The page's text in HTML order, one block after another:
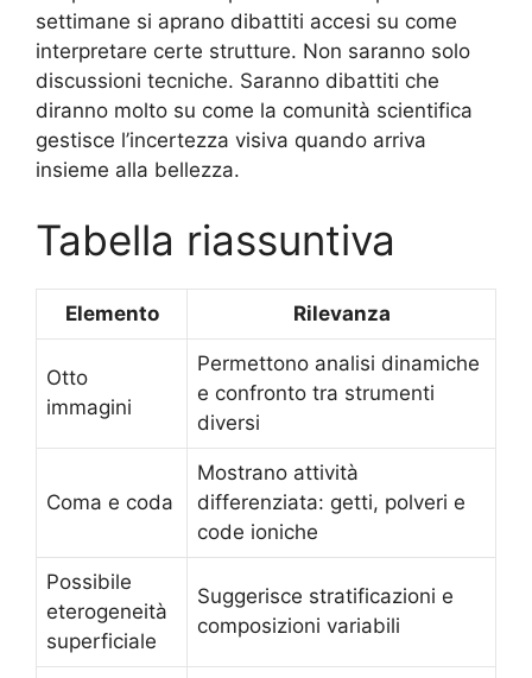
settimane si aprano dibattiti accesi su come
interpretare certe strutture. Non saranno solo
discussioni tecniche. Saranno dibattiti che
diranno molto su come la comunità scientifica
gestisce l’incertezza visiva quando arriva
insieme alla bellezza.
Tabella riassuntiva
Elemento Rilevanza
Otto
immagini
Permettono analisi dinamiche
e confronto tra strumenti
diversi
Coma e coda
Mostrano attività
differenziata: getti, polveri e
code ioniche
Possibile
eterogeneità
superficiale
Suggerisce stratificazioni e
composizioni variabili